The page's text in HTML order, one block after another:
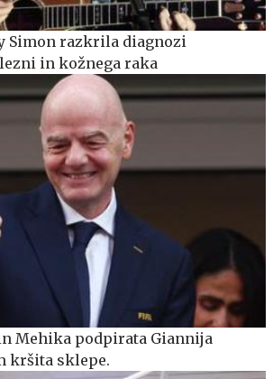
Simon razkrila diagnozi
in kožnega raka
Mehika podpirata Giannija
kršita sklepe.